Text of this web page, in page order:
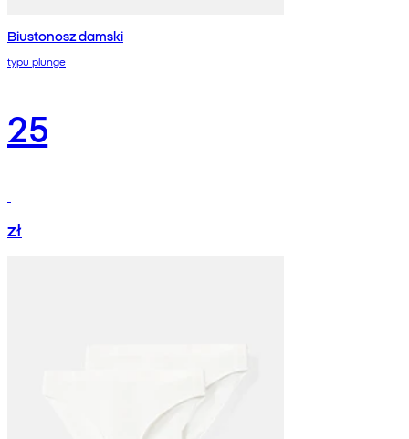
Biustonosz damski
typu plunge
25
zł